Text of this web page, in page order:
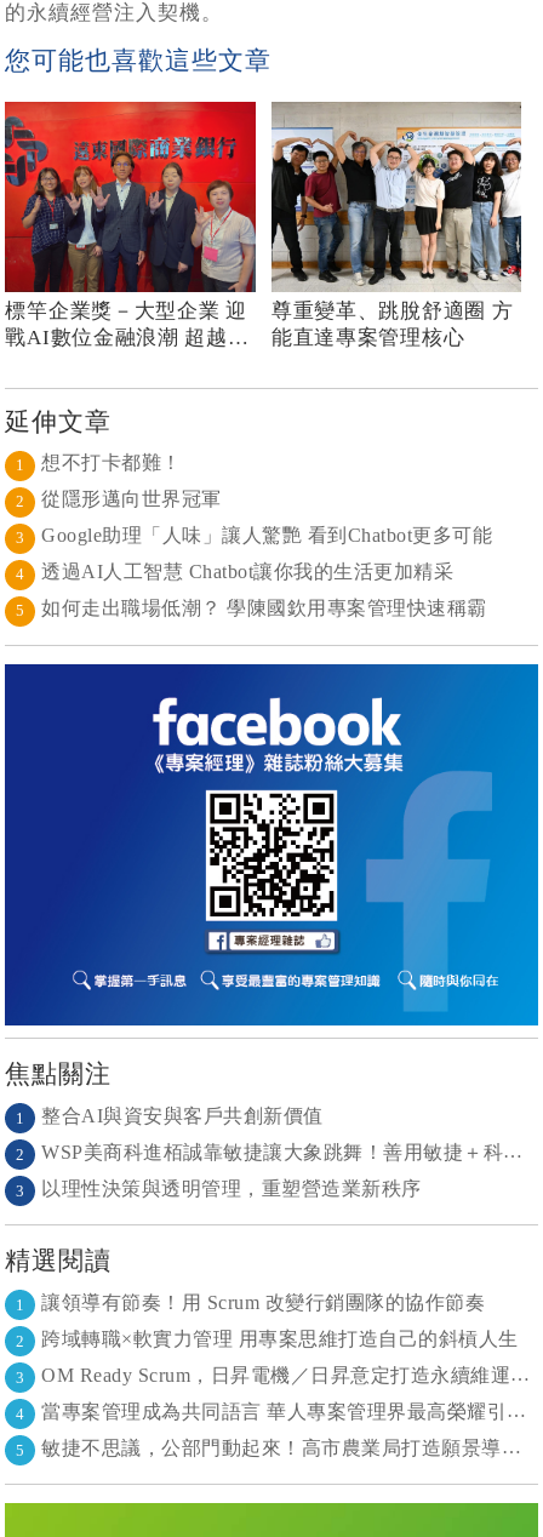
的永續經營注入契機。
您可能也喜歡這些文章
標竿企業獎－大型企業 迎
戰AI數位金融浪潮 超越傳
尊重變革、跳脫舒適圈 方
能直達專案管理核心
延伸文章
1 想不打卡都難！
2 從隱形邁向世界冠軍
3 Google助理「人味」讓人驚艷 看到Chatbot更多可能
4 透過AI人工智慧 Chatbot讓你我的生活更加精采
5 如何走出職場低潮？ 學陳國欽用專案管理快速稱霸
焦點關注
1 整合AI與資安與客戶共創新價值
2 WSP美商科進栢誠靠敏捷讓大象跳舞！善用敏捷＋科技力， 大型工程也能快速迭代
3 以理性決策與透明管理，重塑營造業新秩序
精選閱讀
1 讓領導有節奏！用 Scrum 改變行銷團隊的協作節奏
2 跨域轉職×軟實力管理 用專案思維打造自己的斜槓人生
3 OM Ready Scrum，日昇電機／日昇意定打造永續維運新典範
4 當專案管理成為共同語言 華人專案管理界最高榮耀引領的變革時代
5 敏捷不思議，公部門動起來！高市農業局打造願景導向的社區敏捷自組織